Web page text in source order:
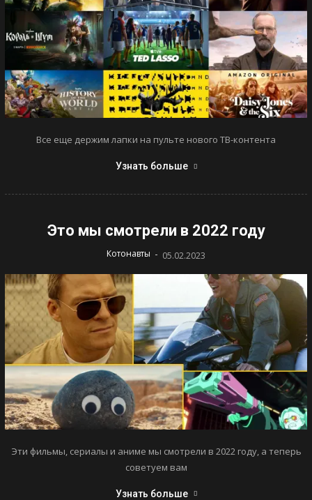
Все еще держим лапки на пульте нового ТВ-контента
Узнать больше
Это мы смотрели в 2022 году
Котонавты - 05.02.2023
Эти фильмы, сериалы и аниме мы смотрели в 2022 году, а теперь
советуем вам
Узнать больше